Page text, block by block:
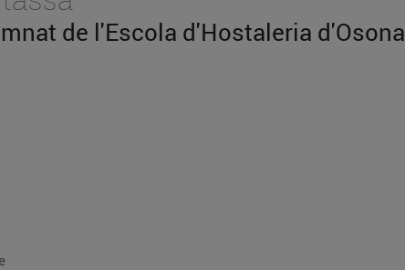
de l'Escola d'Hostaleria d'Osona